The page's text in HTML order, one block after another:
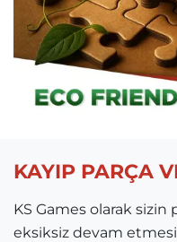
KAYIP PARÇA
KS Games olarak
eksiksiz devam